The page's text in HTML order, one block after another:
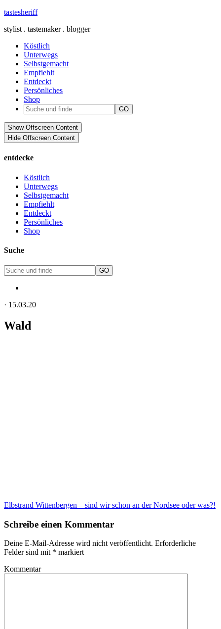
tastesheriff
stylist . tastemaker . blogger
Köstlich
Unterwegs
Selbstgemacht
Empfiehlt
Entdeckt
Persönliches
Shop
Show Offscreen Content
Hide Offscreen Content
entdecke
Köstlich
Unterwegs
Selbstgemacht
Empfiehlt
Entdeckt
Persönliches
Shop
Suche
· 15.03.20
Wald
Elbstrand Wittenbergen – sind wir schon an der Nordsee oder was?!
Schreibe einen Kommentar
Deine E-Mail-Adresse wird nicht veröffentlicht. Erforderliche
Felder sind mit * markiert
Kommentar